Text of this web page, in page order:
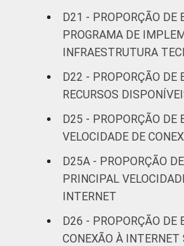
D21 - PROPORÇÃO DE
PROGRAMA DE
INFRAESTRUTURA
D22 - PROPORÇÃO DE
RECURSOS
D25 - PROPORÇÃO DE
VELOCIDADE DE
D25A - PROPORÇÃO
PRINCIPAL
INTERNET
D26 - PROPORÇÃO DE
CONEXÃO À INTERNET